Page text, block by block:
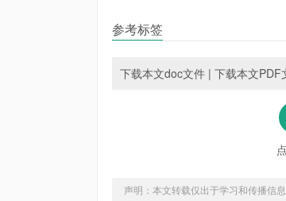
参考标签
下载本文doc文件 | 下载本文PDF
声明：本文转载仅出于学习和传播信